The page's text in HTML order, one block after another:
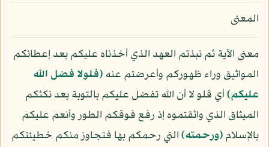
المعنى
معنى الآية ثم نبذتم العهد الذي أخذناه عليكم بعد إعطائكم
المواثيق وراء ظهوركم وأعرضتم عنه﴿فلولا فضل الله
عليكم﴾أي فلو لا أن الله تفضل عليكم بالتوبة بعد نكثكم
الميثاق الذي واثقتموه إذ رفع فوقكم الطور وأنعم عليكم
بالإسلام﴿ورحمته﴾التي رحمكم بها فتجاوز منكم خطيئتكم